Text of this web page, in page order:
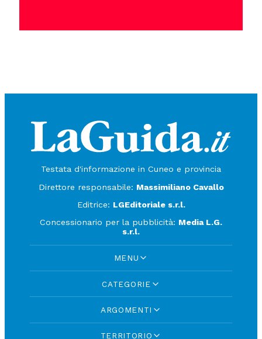
Testata d'informazione in Cuneo e provincia
Direttore responsabile: Massimiliano Cavallo
Editrice: LGEditoriale s.r.l.
Concessionario per la pubblicità: Media L.G.
s.r.l.
MENU
CATEGORIE
ARGOMENTI
TERRITORIO